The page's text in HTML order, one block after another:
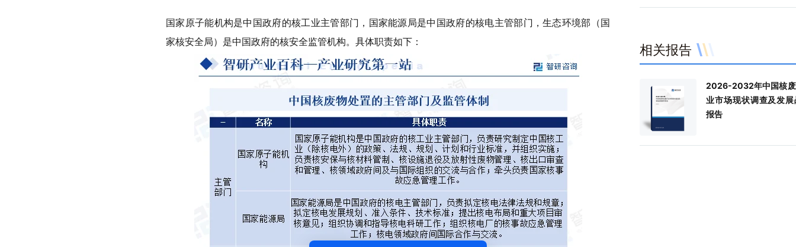
国家原子能机构是中国政府的核工业主管部门，国家能源局是中国政府的核电主管部门，生态环境部（国
家核安全局）是中国政府的核安全监管机构。具体职责如下：
度。-中国煤焦油行业市场规模持续扩大
平。近年来，随着煤炭行业的稳定发展和
工技术的进步，中国煤焦油产量保持在较
平，成为全球煤焦油产量的重要国家之一
据行业数据，中国煤焦油年产量已达到一
模，2021年我国煤焦油产量为2560万吨
口总量为16820.58万吨，同比增长
年产量基本占据了国内原煤生产总量的
右，是我国煤炭生产行业最重要的产品之
近年来，随着国家经济发展，我国无论是
生产还是居民生活方面的煤炭消费需求都
日益增长态势，因此，为保障市场煤炭供
分别为5.86%、-14.65%。随着全球经济
长和新兴市场的崛起，能源需求将持续增
源的需求旺盛，为我国褐煤出口提供了广
市场空间。随着环保政策的不断加强，褐
业将向清洁、高效、低碳的方向发展。-
来，随着国内煤炭消费需求增加，我国褐
持续攀升。根据国家统计局数据显示，
能的稳步增长以及二次装置产能扩张对石
需求增长的强劲支撑。然而，尽管产量持
裂解和重整装置日益增长的需求。随着炼
体化项目的陆续建成投产，预计石脑油的
将会进一步增加，以满足市场对高品质石
的不断追求。此外，随着油品升级，用于
调和及切割溶剂油的比重将逐步降低，进
相关报告
2026-2032年中国核废
业市场现状调查及发
报告